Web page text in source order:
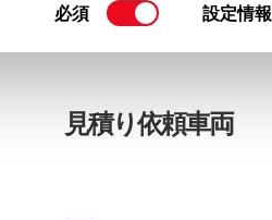
て」をご覧ください。
同
択
必須 設定情報
見積り依頼車両